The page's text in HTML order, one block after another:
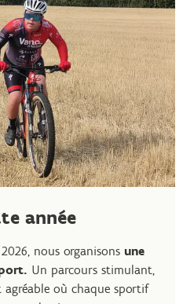
année
nous organisons une
Un parcours stimulant,
agréable où chaque sportif